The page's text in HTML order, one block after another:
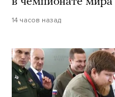
14 часов назад